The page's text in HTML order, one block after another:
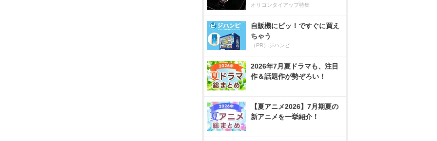
オリコンタイアップ特集
自販機にピッ！ですぐに買え
ちゃう
（PR）ジハンピ
2026年7月夏ドラマも、注目
作＆話題作が勢ぞろい！
【夏アニメ2026】7月期夏の
新アニメを一挙紹介！